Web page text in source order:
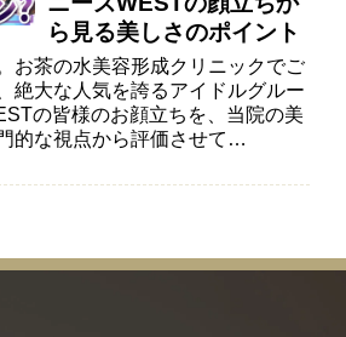
ら見る美しさのポイント
お茶の水美容形成クリニックでご
絶大な人気を誇るアイドルグルー
の皆様のお顔立ちを、当院の美
的な視点から評価させて…